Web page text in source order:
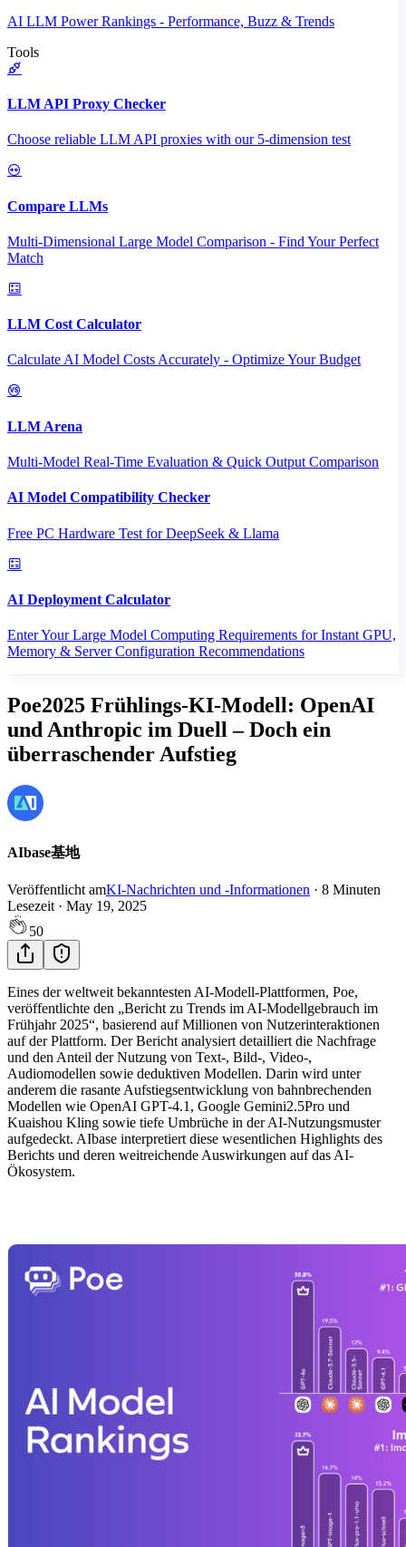
AI LLM Power Rankings - Performance, Buzz & Trends
Tools
LLM API Proxy Checker
Choose reliable LLM API proxies with our 5-dimension test
Compare LLMs
Multi-Dimensional Large Model Comparison - Find Your Perfect
Match
LLM Cost Calculator
Calculate AI Model Costs Accurately - Optimize Your Budget
LLM Arena
Multi-Model Real-Time Evaluation & Quick Output Comparison
AI Model Compatibility Checker
Free PC Hardware Test for DeepSeek & Llama
AI Deployment Calculator
Enter Your Large Model Computing Requirements for Instant GPU,
Memory & Server Configuration Recommendations
Poe2025 Frühlings-KI-Modell: OpenAI
und Anthropic im Duell – Doch ein
überraschender Aufstieg
AIbase基地
Veröffentlicht amKI-Nachrichten und -Informationen · 8 Minuten
Lesezeit · May 19, 2025
50
Eines der weltweit bekanntesten AI-Modell-Plattformen, Poe,
veröffentlichte den „Bericht zu Trends im AI-Modellgebrauch im
Frühjahr 2025“, basierend auf Millionen von Nutzerinteraktionen
auf der Plattform. Der Bericht analysiert detailliert die Nachfrage
und den Anteil der Nutzung von Text-, Bild-, Video-,
Audiomodellen sowie deduktiven Modellen. Darin wird unter
anderem die rasante Aufstiegsentwicklung von bahnbrechenden
Modellen wie OpenAI GPT-4.1, Google Gemini2.5Pro und
Kuaishou Kling sowie tiefe Umbrüche in der AI-Nutzungsmuster
aufgedeckt. AIbase interpretiert diese wesentlichen Highlights des
Berichts und deren weitreichende Auswirkungen auf das AI-
Ökosystem.